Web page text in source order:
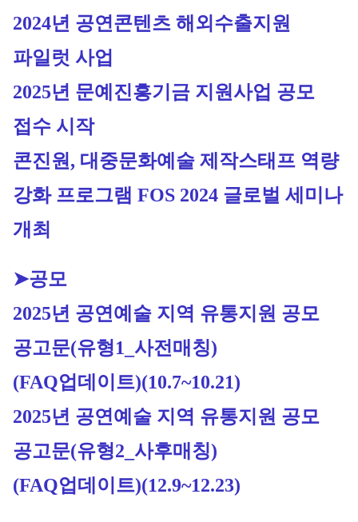
2024년 공연콘텐츠 해외수출지원
파일럿 사업
2025년 문예진흥기금 지원사업 공모
접수 시작
콘진원, 대중문화예술 제작스태프 역량
강화 프로그램 FOS 2024 글로벌 세미나
개최
➤공모
2025년 공연예술 지역 유통지원 공모
공고문(유형1_사전매칭)
(FAQ업데이트)(10.7~10.21)
2025년 공연예술 지역 유통지원 공모
공고문(유형2_사후매칭)
(FAQ업데이트)(12.9~12.23)